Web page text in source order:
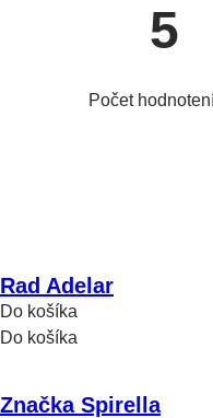
5
Počet
Rad Adelar
Do košíka
Do košíka
Značka Spirella